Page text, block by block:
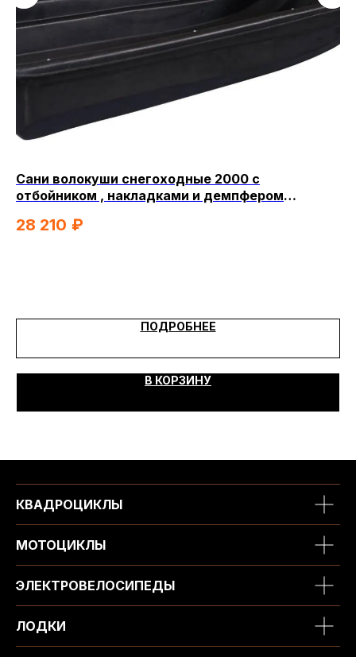
Сани волокуши снегоходные 2000 с
отбойником , накладками и демпфером
28 210 ₽
ПОДРОБНЕЕ
В КОРЗИНУ
КВАДРОЦИКЛЫ
МОТОЦИКЛЫ
ЭЛЕКТРОВЕЛОСИПЕДЫ
ЛОДКИ